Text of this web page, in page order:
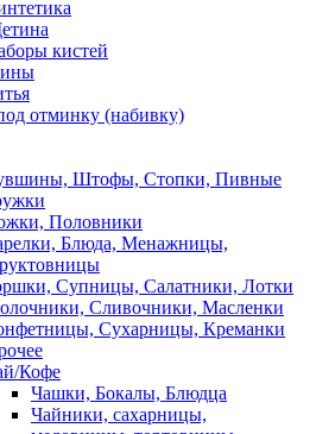
кистей
отминку (набивку)
Штофы, Стопки, Пивные
Половники
Блюда, Менажницы,
Супницы, Салатники, Лотки
Сливочники, Масленки
Сухарницы, Креманки
Кофе
Чашки, Бокалы, Блюдца
Чайники, сахарницы,